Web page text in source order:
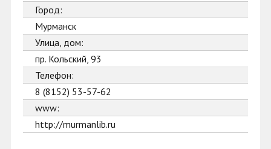
Город:
Мурманск
Улица, дом:
пр. Кольский, 93
Телефон:
8 (8152) 53-57-62
www:
http://murmanlib.ru